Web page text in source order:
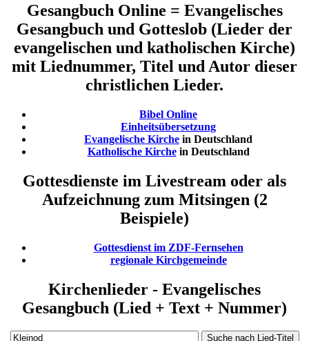
Gesangbuch Online = Evangelisches
Gesangbuch und Gotteslob (Lieder der
evangelischen und katholischen Kirche)
mit Liednummer, Titel und Autor dieser
christlichen Lieder.
Bibel Online
Einheitsübersetzung
Evangelische Kirche in Deutschland
Katholische Kirchein Deutschland
Gottesdienste im Livestream oder als
Aufzeichnung zum Mitsingen (2
Beispiele)
Gottesdienst im ZDF-Fernsehen
regionale Kirchgemeinde
Kirchenlieder - Evangelisches
Gesangbuch (Lied + Text + Nummer)